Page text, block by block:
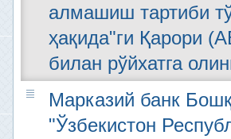
алмашиш тартиби
ҳақида"ги Қарори
билан рўйхатга
Марказий банк
"Ўзбекистон